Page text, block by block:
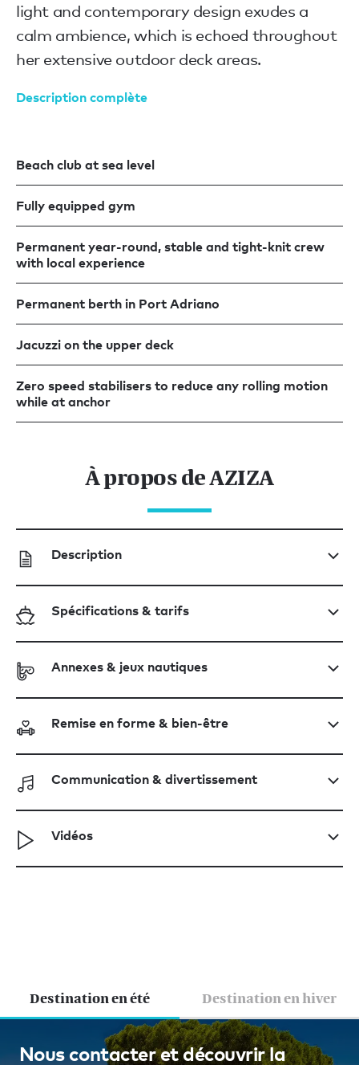
light and contemporary design exudes a
calm ambience, which is echoed throughout
her extensive outdoor deck areas.
Description complète
Beach club at sea level
Fully equipped gym
Permanent year-round, stable and tight-knit crew
with local experience
Permanent berth in Port Adriano
Jacuzzi on the upper deck
Zero speed stabilisers to reduce any rolling motion
while at anchor
À propos de AZIZA
Description
Spécifications & tarifs
Annexes & jeux nautiques
Remise en forme & bien-être
Communication & divertissement
Vidéos
Destination en été
Majorque, Les Baléares, Ibiza
Destination en hiver
Nous contacter et découvrir la